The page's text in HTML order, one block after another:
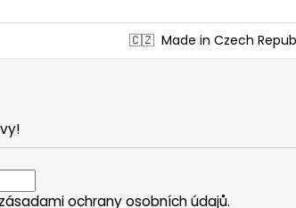
🇨🇿 Made in Czech
zásadami ochrany osobních údajů.